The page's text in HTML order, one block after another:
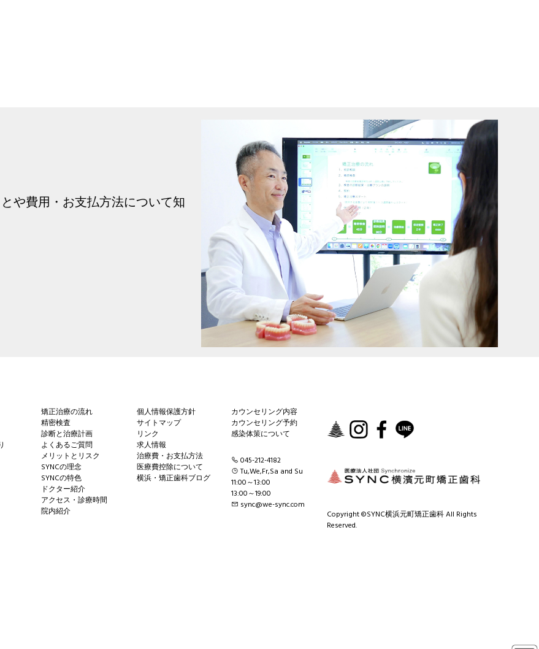
や費用・お支払方法について知
矯正治療の流れ
精密検査
診断と治療計画
よくあるご質問
メリットとリスク
SYNCの理念
SYNCの特色
ドクター紹介
アクセス・診療時間
院内紹介
個人情報保護方針
サイトマップ
リンク
求人情報
治療費・お支払方法
医療費控除について
横浜・矯正歯科ブログ
カウンセリング内容
カウンセリング予約
感染体策について
045-212-4182
Tu,We,Fr,Sa and Su
11:00～13:00
13:00～19:00
sync@we-sync.com
Copyright ©SYNC横浜元町矯正歯科 All Rights
Reserved.